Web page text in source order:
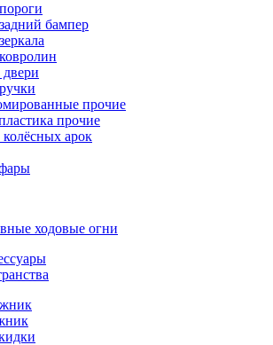
бампер
прочие
прочие
арок
ходовые огни